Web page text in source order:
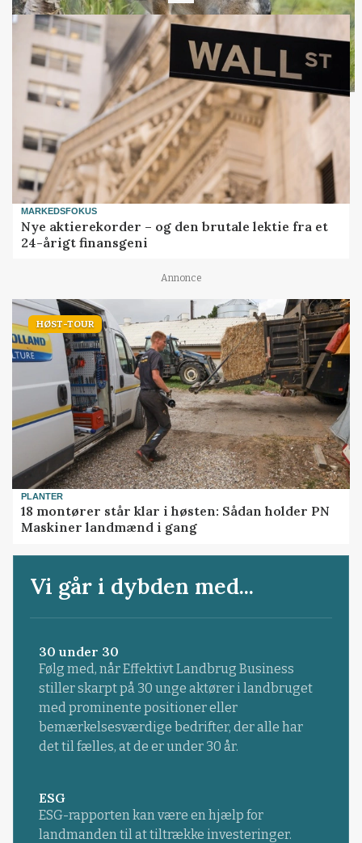
MARKEDSFOKUS
Nye aktierekorder – og den brutale lektie fra et
24-årigt finansgeni
Annonce
HØST-TOUR
PLANTER
18 montører står klar i høsten: Sådan holder PN
Maskiner landmænd i gang
Vi går i dybden med...
30 under 30
Følg med, når Effektivt Landbrug Business
stiller skarpt på 30 unge aktører i landbruget
med prominente positioner eller
bemærkelsesværdige bedrifter, der alle har
det til fælles, at de er under 30 år.
ESG
ESG-rapporten kan være en hjælp for
landmanden til at tiltrække investeringer.